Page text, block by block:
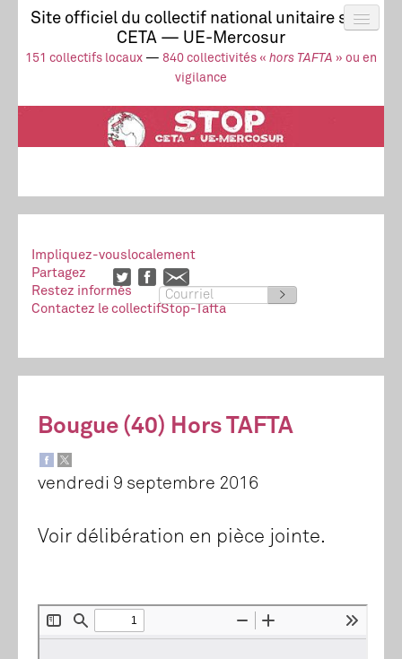
Site officiel du collectif national unitaire stop
CETA — UE-Mercosur
151 collectifs locaux — 840 collectivités « hors TAFTA » ou en
vigilance
Actus
UE-Mercosur
Stop à l’impunité !
TAFTA
CETA
Collectif
Impliquez-vouslocalement
Partagez
Restez informés
>
Contactez le collectifStop-Tafta
Bougue (40) Hors TAFTA
vendredi 9 septembre 2016
Voir délibération en pièce jointe.